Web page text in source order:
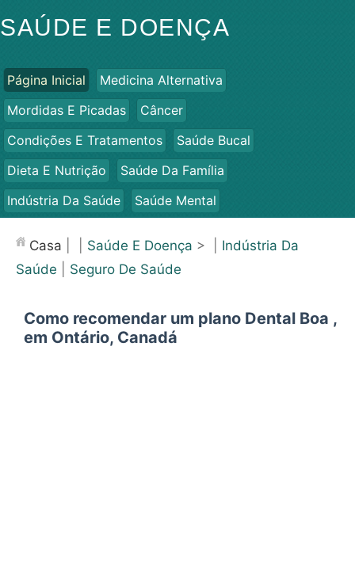
SAÚDE E DOENÇA
Página Inicial
Medicina Alternativa
Mordidas E Picadas
Câncer
Condições E Tratamentos
Saúde Bucal
Dieta E Nutrição
Saúde Da Família
Indústria Da Saúde
Saúde Mental
Saúde
Casa Saúde E Doença > | Indústria Da
Saúde
Seguro De Saúde
Como recomendar um plano Dental Boa ,
em Ontário, Canadá